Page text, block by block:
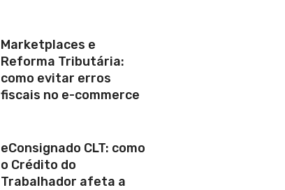
Marketplaces e
Reforma Tributária:
como evitar erros
fiscais no e-commerce
eConsignado CLT: como
o Crédito do
Trabalhador afeta a